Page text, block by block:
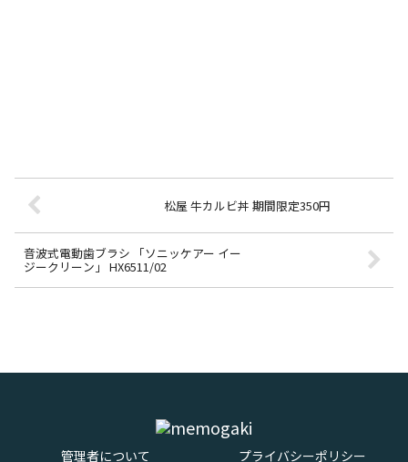
松屋 牛カルビ丼 期間限定350円
音波式電動歯ブラシ 「ソニッケアー イー
ジークリーン」 HX6511/02
管理者について プライバシーポリシー